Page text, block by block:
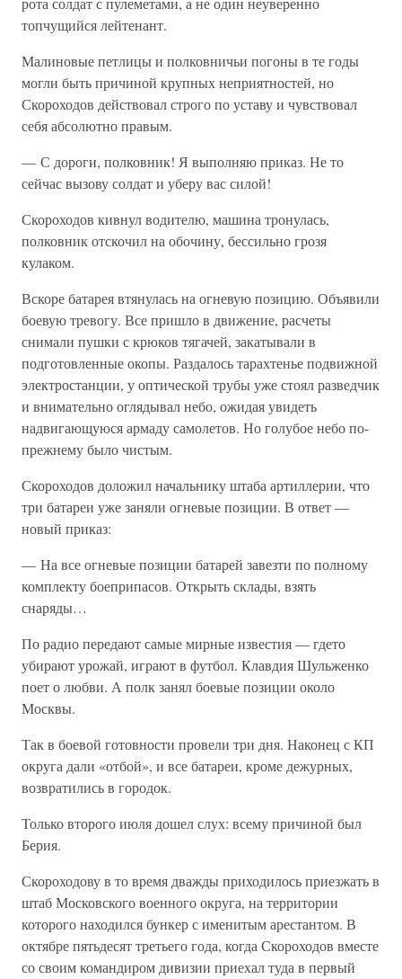
топчущийся лейтенант.
Малиновые петлицы и полковничьи погоны в те годы
могли быть причиной крупных неприятностей, но
Скороходов действовал строго по уставу и чувствовал
себя абсолютно правым.
— С дороги, полковник! Я выполняю приказ. Не то
сейчас вызову солдат и уберу вас силой!
Скороходов кивнул водителю, машина тронулась,
полковник отскочил на обочину, бессильно грозя
кулаком.
Вскоре батарея втянулась на огневую позицию. Объявили
боевую тревогу. Все пришло в движение, расчеты
снимали пушки с крюков тягачей, закатывали в
подготовленные окопы. Раздалось тарахтенье подвижной
электростанции, у оптической трубы уже стоял разведчик
и внимательно оглядывал небо, ожидая увидеть
надвигающуюся армаду самолетов. Но голубое небо по-
прежнему было чистым.
Скороходов доложил начальнику штаба артиллерии, что
три батареи уже заняли огневые позиции. В ответ —
новый приказ:
— На все огневые позиции батарей завезти по полному
комплекту боеприпасов. Открыть склады, взять
снаряды…
По радио передают самые мирные известия — гдето
убирают урожай, играют в футбол. Клавдия Шульженко
поет о любви. А полк занял боевые позиции около
Москвы.
Так в боевой готовности провели три дня. Наконец с КП
округа дали «отбой», и все батареи, кроме дежурных,
возвратились в городок.
Только второго июля дошел слух: всему причиной был
Берия.
Скороходову в то время дважды приходилось приезжать в
штаб Московского военного округа, на территории
которого находился бункер с именитым арестантом. В
октябре пятьдесят третьего года, когда Скороходов вместе
со своим командиром дивизии приехал туда в первый